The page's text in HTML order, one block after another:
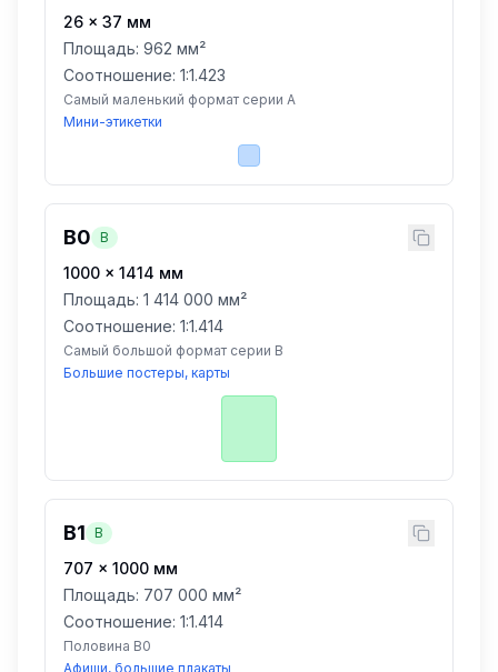
26 × 37 мм
Площадь: 962 мм²
Соотношение: 1:1.423
Самый маленький формат серии A
Мини-этикетки
B0 B
1000 × 1414 мм
Площадь: 1 414 000 мм²
Соотношение: 1:1.414
Самый большой формат серии B
Большие постеры, карты
B1 B
707 × 1000 мм
Площадь: 707 000 мм²
Соотношение: 1:1.414
Половина B0
Афиши, большие плакаты